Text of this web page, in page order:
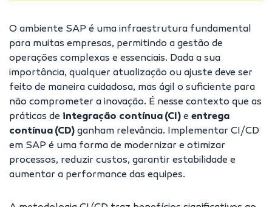
O ambiente SAP é uma infraestrutura fundamental
para muitas empresas, permitindo a gestão de
operações complexas e essenciais. Dada a sua
importância, qualquer atualização ou ajuste deve ser
feito de maneira cuidadosa, mas ágil o suficiente para
não comprometer a inovação. É nesse contexto que as
práticas de integração contínua (CI) e entrega
contínua (CD) ganham relevância. Implementar CI/CD
em SAP é uma forma de modernizar e otimizar
processos, reduzir custos, garantir estabilidade e
aumentar a performance das equipes.